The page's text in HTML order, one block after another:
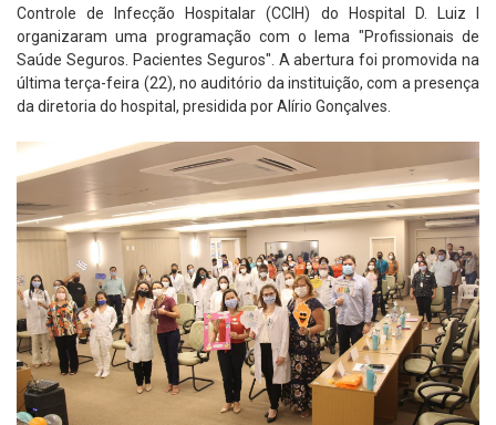
Controle de Infecção Hospitalar (CCIH) do Hospital D. Luiz I
organizaram uma programação com o lema "Profissionais de
Saúde Seguros. Pacientes Seguros". A abertura foi promovida na
última terça-feira (22), no auditório da instituição, com a presença
da diretoria do hospital, presidida por Alírio Gonçalves.